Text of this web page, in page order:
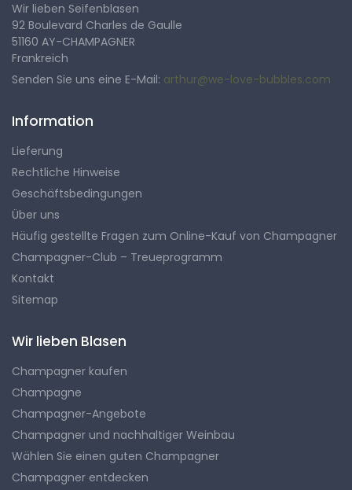
Wir lieben Seifenblasen
92 Boulevard Charles de Gaulle
51160 AY-CHAMPAGNER
Frankreich
Senden Sie uns eine E-Mail: arthur@we-love-bubbles.com
Information
Lieferung
Rechtliche Hinweise
Geschäftsbedingungen
Über uns
Häufig gestellte Fragen zum Online-Kauf von Champagner
Champagner-Club – Treueprogramm
Kontakt
Sitemap
Wir lieben Blasen
Champagner kaufen
Champagne
Champagner-Angebote
Champagner und nachhaltiger Weinbau
Wählen Sie einen guten Champagner
Champagner entdecken